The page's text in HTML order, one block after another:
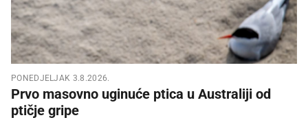
PONEDJELJAK 3.8.2026.
Prvo masovno uginuće ptica u Australiji od
ptičje gripe